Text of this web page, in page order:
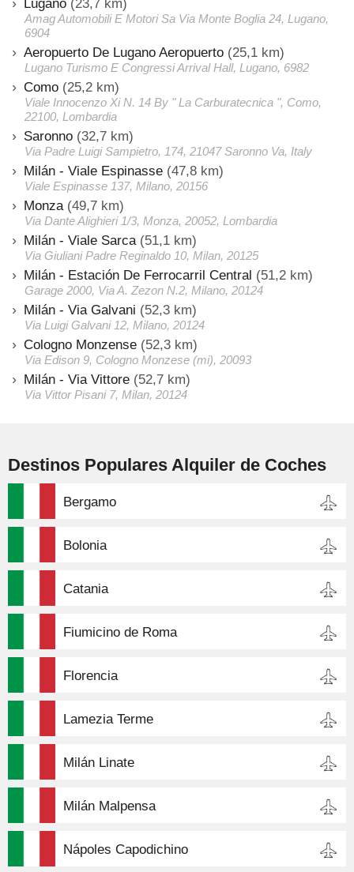
Lugano (23,7 km)
Amag Automobili E Motori Sa Via Monte Boglia 24, Lugano,
6904
Aeropuerto De Lugano Aeropuerto (25,1 km)
Lugano Turismo E Congressi Arrival Hall, Lugano, 6982
Como (25,2 km)
Viale Innocenzo Xi N. 14 By " La Carburatecnica ", Como,
22100, Lombardia
Saronno (32,7 km)
Via Padre Luigi Sampietro, 174, 21047 Saronno Va, Italy
Milán - Viale Espinasse (47,8 km)
Viale Espinasse 137, Milano, 20156
Monza (49,7 km)
Via Dante Alighieri 1/3, Monza, 20052, Lombardia
Milán - Viale Sarca (51,1 km)
Via Giuliani Padre Reginaldo 10, Milan, 20125
Milán - Estación De Ferrocarril Central (51,2 km)
Garage 2000, Via A. Zezon N.2, Milano, 20124
Milán - Via Galvani (52,3 km)
Via Luigi Galvani 12, Milano, 20124
Cologno Monzense (52,3 km)
Via Edison 9, Cologno Monzese (mi), 20093
Milán - Via Vittore (52,7 km)
Via Vittor Pisani 7, Milan, 20124
Destinos Populares Alquiler de Coches
Bergamo
Bolonia
Catania
Fiumicino de Roma
Florencia
Lamezia Terme
Milán Linate
Milán Malpensa
Nápoles Capodichino